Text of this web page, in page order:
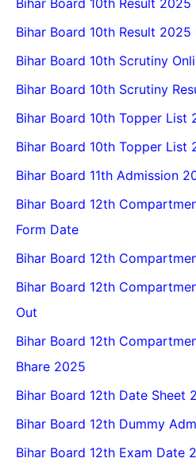
Bihar Board 10th Result 2025
Bihar Board 10th Result 2025
Bihar Board 10th Scrutiny
Bihar Board 10th Scrutiny
Bihar Board 10th Topper List
Bihar Board 10th Topper List
Bihar Board 11th Admission
Bihar Board 12th
Form Date
Bihar Board 12th
Bihar Board 12th
Out
Bihar Board 12th
Bhare 2025
Bihar Board 12th Date Sheet
Bihar Board 12th Dummy
Bihar Board 12th Exam Date